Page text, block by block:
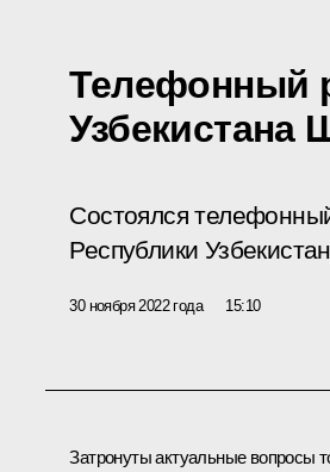
Телефонный
Состоялся
Республики
30 ноября 2022 года 15:10
Затронуты актуальные вопросы